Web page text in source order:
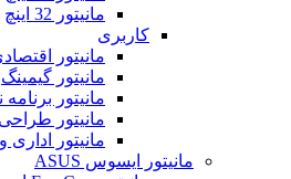
مانیتور 32 اینچ
کاربری
مانیتور
مانیتور گیمینگ
مانیتور
مانیتور
مانیتور
مانیتور ایسوس ASUS